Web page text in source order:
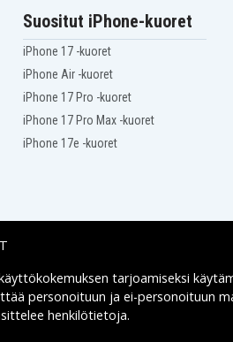
Suositut iPhone-kuoret
iPhone 17 -kuoret
iPhone Air -kuoret
iPhone 17 Pro -kuoret
iPhone 17 Pro Max -kuoret
iPhone 17e -kuoret
Toimitusvaihtoehdot
tarjoamiseksi
personoituun ja ei-personoituun
henkilötietoja.